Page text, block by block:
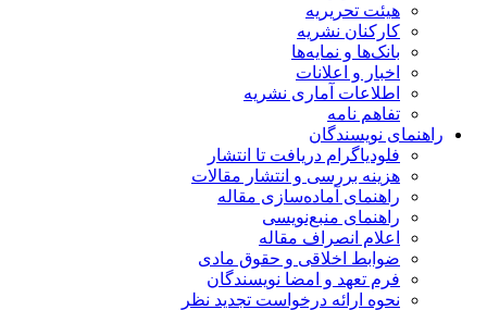
هیئت تحریریه
کارکنان نشریه
بانک‌ها و نمایه‌ها
اخبار و اعلانات
اطلاعات آماری نشریه
تفاهم نامه
راهنمای نویسندگان
فلودیاگرام دریافت تا انتشار
هزینه بررسی و انتشار مقالات
راهنمای آماده‌سازی مقاله
راهنمای منبع‌نویسی
اعلام انصراف مقاله
ضوابط اخلاقی و حقوق مادی
فرم تعهد و امضا نویسندگان
نحوه ارائه درخواست تجدید نظر